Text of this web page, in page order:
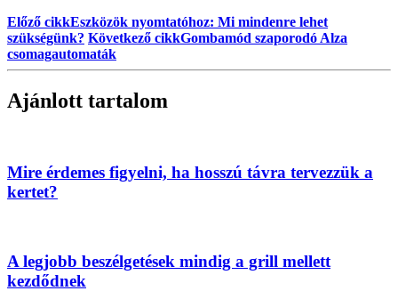
Előző cikkEszközök nyomtatóhoz: Mi mindenre lehet
szükségünk? Következő cikkGombamód szaporodó Alza
csomagautomaták
Ajánlott tartalom
Mire érdemes figyelni, ha hosszú távra tervezzük a
kertet?
A legjobb beszélgetések mindig a grill mellett
kezdődnek